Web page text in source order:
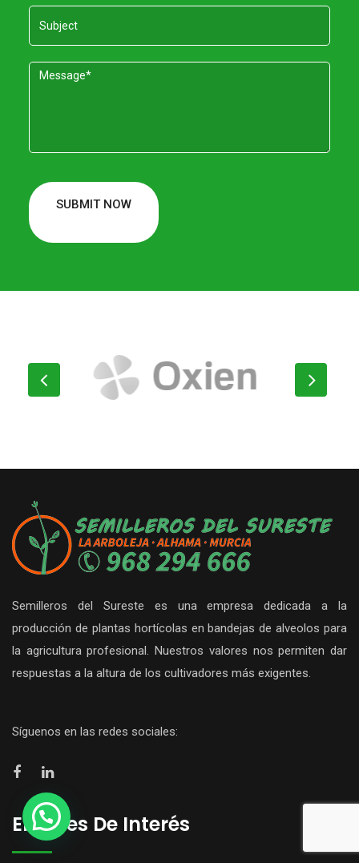
Semilleros del Sureste es una empresa dedicada a la
producción de plantas hortícolas en bandejas de alveolos para
la agricultura profesional. Nuestros valores nos permiten dar
respuestas a la altura de los cultivadores más exigentes.
Síguenos en las redes sociales:
Enlaces De Interés